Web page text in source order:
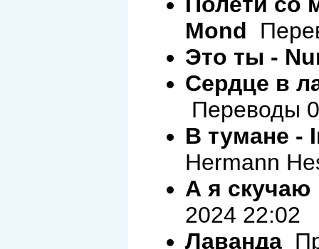
Mond
Это ты -
Сердце в
Переводы
В тумане -
Hermann
А я скучаю
2024 22:02
Лаванда